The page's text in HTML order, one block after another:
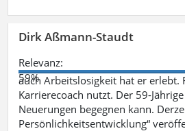
Dirk Aßmann-Staudt
Relevanz:
59%
auch Arbeitslosigkeit hat er erlebt.
Karrierecoach nutzt. Der 59-
Neuerungen begegnen kann.
Persönlichkeitsentwicklung“